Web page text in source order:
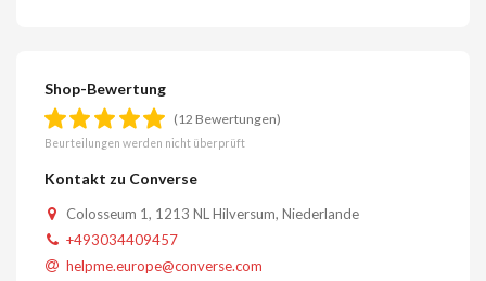
Shop-Bewertung
(12 Bewertungen)
Beurteilungen werden nicht überprüft
Kontakt zu Converse
Colosseum 1, 1213 NL Hilversum, Niederlande
+493034409457
helpme.europe@converse.com